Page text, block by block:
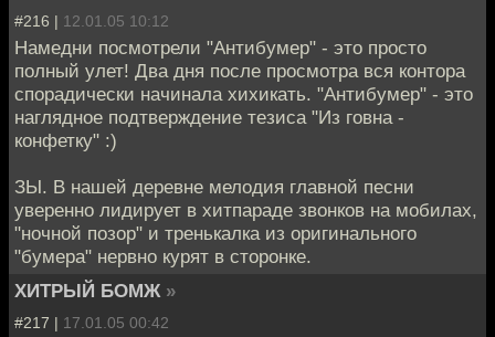
#216 | 12.01.05 10:12
Намедни посмотрели "Антибумер" - это просто
полный улет! Два дня после просмотра вся контора
спорадически начинала хихикать. "Антибумер" - это
наглядное подтверждение тезиса "Из говна -
конфетку" :)
ЗЫ. В нашей деревне мелодия главной песни
уверенно лидирует в хитпараде звонков на мобилах,
"ночной позор" и тренькалка из оригинального
"бумера" нервно курят в сторонке.
ХИТРЫЙ БОМЖ »
#217 | 17.01.05 00:42